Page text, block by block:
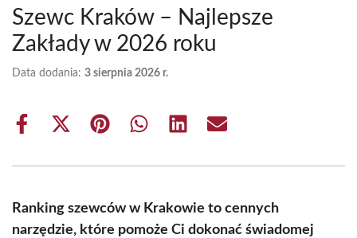
Szewc Kraków – Najlepsze
Zakłady w 2026 roku
Data dodania: 3 sierpnia 2026 r.
Share
Share
(Twitter)
Share Share Share Share
Ranking szewców w Krakowie to cennych
narzędzie, które pomoże Ci dokonać świadomej